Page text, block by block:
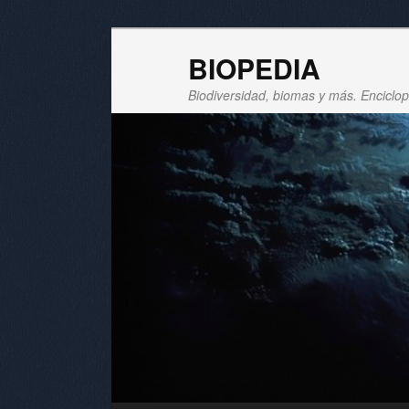
BIOPEDIA
Biodiversidad, biomas y más.